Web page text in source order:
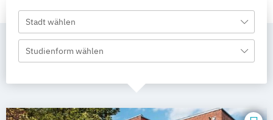
Stadt wählen
Studienform wählen